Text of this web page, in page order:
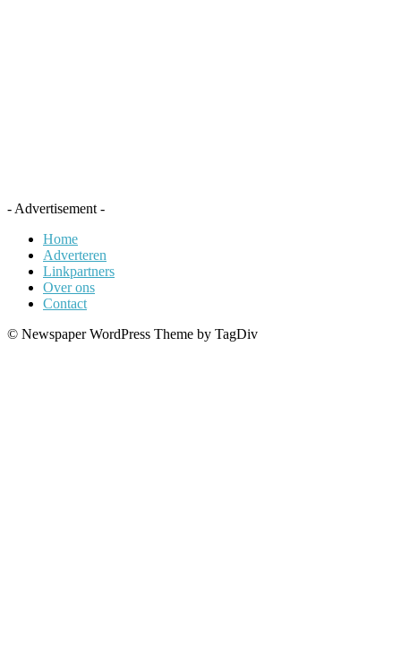
- Advertisement -
Home
Adverteren
Linkpartners
Over ons
Contact
© Newspaper WordPress Theme by TagDiv